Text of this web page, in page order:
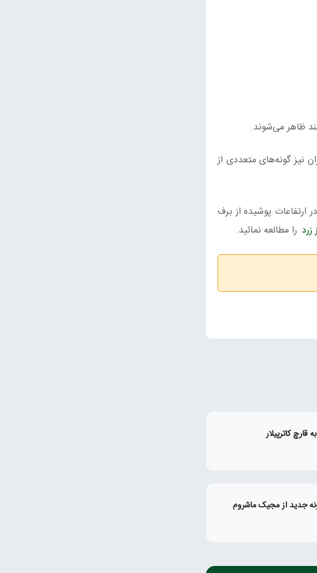
ظاهر می‌شوند.
نیز گونه‌های متعددی از
ارتفاعات پوشیده از برف
را مطالعه نمائید.
کاترپیلار
جدید از مجیک ماشروم